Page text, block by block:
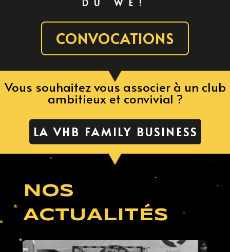
DU WE!
CONVOCATIONS
Vous souhaitez vous associer à un club
ambitieux et convivial ?
LA VHB FAMILY BUSINESS
NOS
ACTUALITÉS